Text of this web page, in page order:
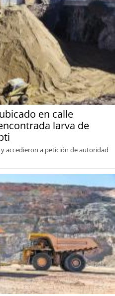
en calle
larva de
accedieron a petición de autoridad